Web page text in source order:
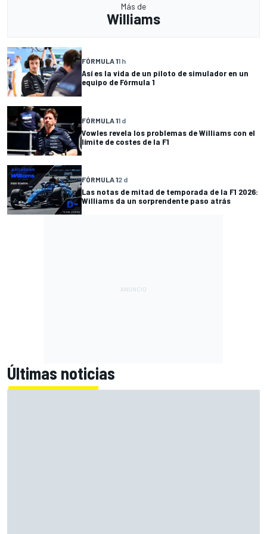
Más de
Williams
FÓRMULA 11 h
Así es la vida de un piloto de simulador en un
equipo de Fórmula 1
FÓRMULA 11 d
Vowles revela los problemas de Williams con el
límite de costes de la F1
FÓRMULA 12 d
Las notas de mitad de temporada de la F1 2026:
Williams da un sorprendente paso atrás
Últimas noticias